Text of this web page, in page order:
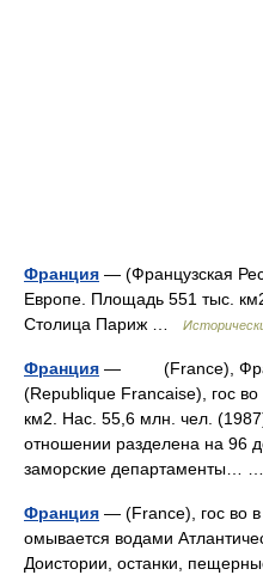
Франция — (Французская
Европе. Площадь 551 тыс.
Столица Париж …
Франция — (France),
(Republique Francaise), гос
км2. Hac. 55,6 млн. чел.
отношении разделена на 96
заморские департаменты…
Франция — (France), гос во
омывается водами
Доистории, останки,